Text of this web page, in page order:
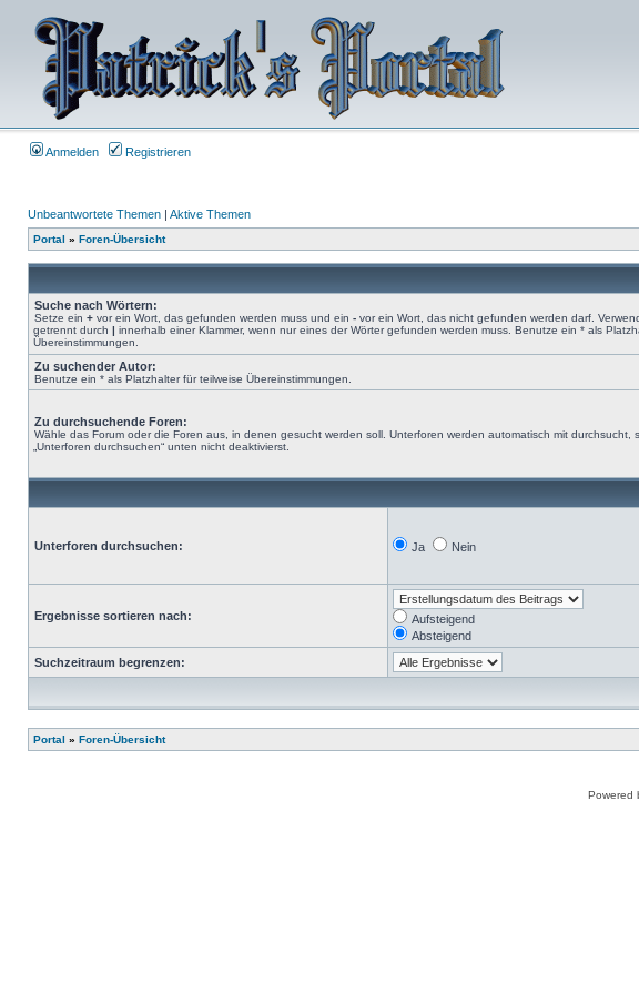
Anmelden Registrieren
Unbeantwortete Themen | Aktive Themen
Portal » Foren-Übersicht
Suche nach Wörtern:
Setze ein + vor ein Wort, das gefunden werden muss und ein - vor ein Wort, das nicht gefunden werden darf.
getrennt durch | innerhalb einer Klammer, wenn nur eines der Wörter gefunden werden muss. Benutze ein * als
Übereinstimmungen.
Zu suchender Autor:
Benutze ein * als Platzhalter für teilweise Übereinstimmungen.
Zu durchsuchende Foren:
Wähle das Forum oder die Foren aus, in denen gesucht werden soll. Unterforen werden automatisch mit durchsucht,
„Unterforen durchsuchen“ unten nicht deaktivierst.
Unterforen durchsuchen: Ja Nein
Ergebnisse sortieren nach:
Aufsteigend
Absteigend
Suchzeitraum begrenzen:
Portal » Foren-Übersicht
Powered